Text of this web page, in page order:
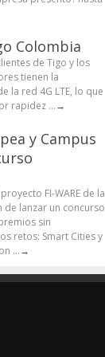
Colombia
de Tigo y los
tienen la
la red 4G LTE, lo que
rapidez ...→
y Campus
FI-WARE de la
de lanzar un concurso
sin
retos: Smart Cities y
...→